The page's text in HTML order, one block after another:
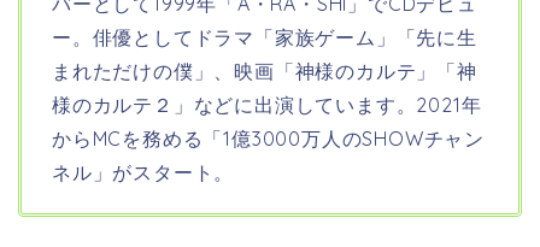
ー。俳優としてドラマ「家族ゲーム」「先に生
まれただけの僕」、映画「神様のカルテ」「神
様のカルテ２」などに出演しています。2021年
からMCを務める「1億3000万人のSHOWチャン
ネル」がスタート。